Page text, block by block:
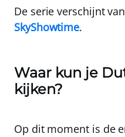
De serie verschijnt
SkyShowtime.
Waar kun je
kijken?
Op dit moment is de